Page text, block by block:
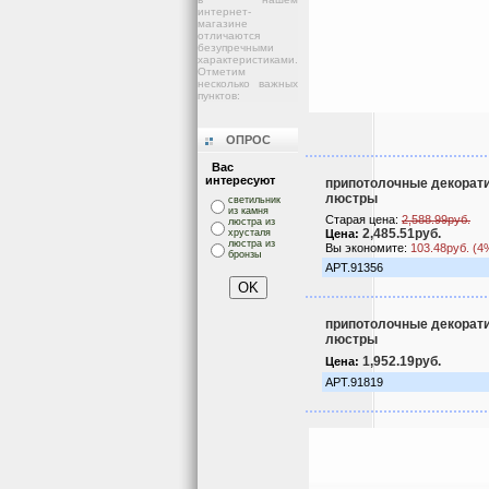
интернет-
магазине
отличаются
безупречными
характеристиками.
Отметим
несколько важных
пунктов:
ОПРОС
Вас
интересуют
светильник
из камня
люстра из
хрусталя
люстра из
бронзы
припотолочные
люстры
Старая цена: 2,588.99руб.
Цена: 2,485.51руб.
Вы экономите: 103.48руб.
АРТ.91356
припотолочные
люстры
Цена: 1,952.19руб.
АРТ.91819